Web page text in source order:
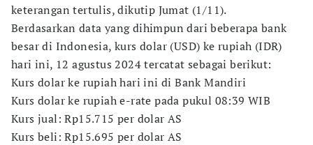
keterangan tertulis, dikutip Jumat (1/11).
Berdasarkan data yang dihimpun dari beberapa bank
besar di Indonesia, kurs dolar (USD) ke rupiah (IDR)
hari ini, 12 agustus 2024 tercatat sebagai berikut:
Kurs dolar ke rupiah hari ini di Bank Mandiri
Kurs dolar ke rupiah e-rate pada pukul 08:39 WIB
Kurs jual: Rp15.715 per dolar AS
Kurs beli: Rp15.695 per dolar AS